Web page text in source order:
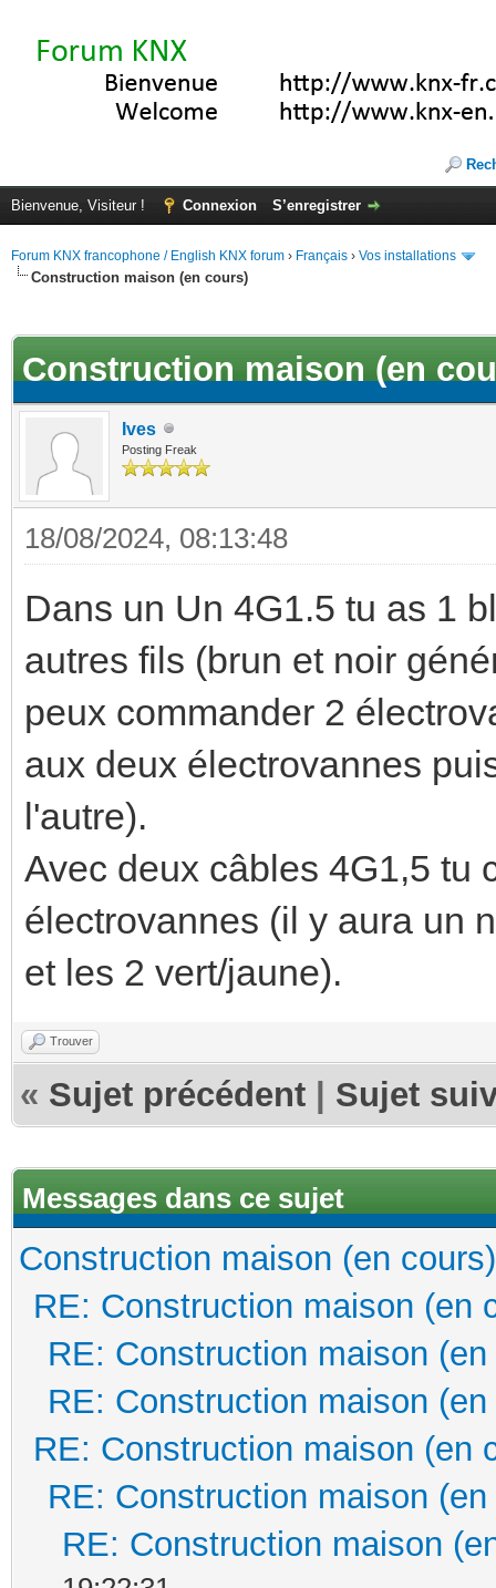
Bienvenue, Visiteur ! Connexion S’enregistrer
Forum KNX francophone / English KNX forum › Français › Vos installations
Construction maison (en cours)
Construction maison (en
Ives
Posting Freak
18/08/2024, 08:13:48
Dans un Un 4G1.5 tu as 1
autres fils (brun et noir
peux commander 2
aux deux électrovannes
l'autre).
Avec deux câbles 4G1,5 tu
électrovannes (il y aura un
et les 2 vert/jaune).
Trouver
« Sujet précédent Sujet
Messages dans ce sujet
Construction maison (en cours)
RE: Construction maison (en
RE: Construction maison
RE: Construction maison
RE: Construction maison (en
RE: Construction maison
RE: Construction maison